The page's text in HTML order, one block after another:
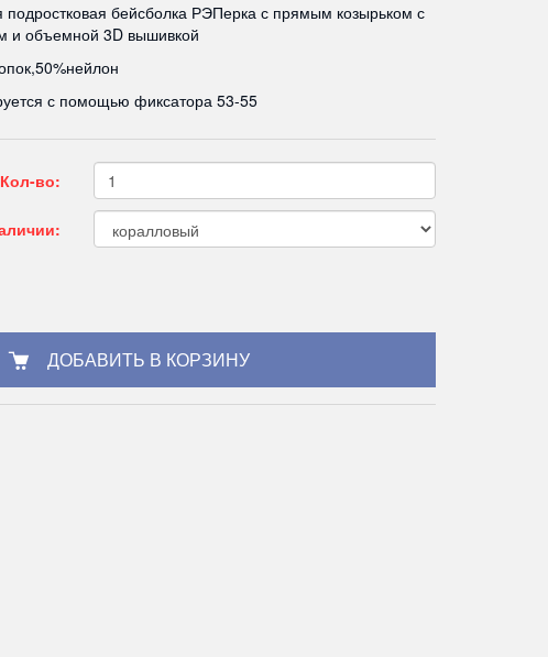
бейсболка РЭПерка с прямым козырьком с
и объемной 3D вышивкой
с помощью фиксатора 53-55
Кол-во: